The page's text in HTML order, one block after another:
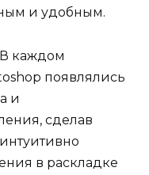
и удобным.
В каждом
появлялись
и
сделав
в раскладке